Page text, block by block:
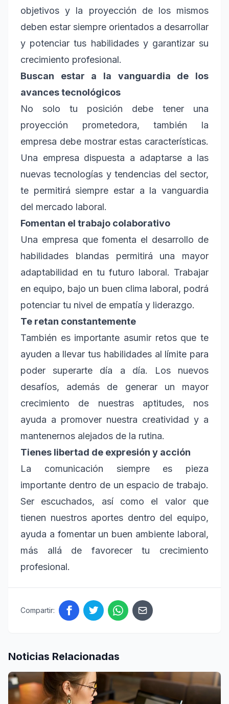
objetivos y la proyección de los mismos
deben estar siempre orientados a desarrollar
y potenciar tus habilidades y garantizar su
crecimiento profesional.
Buscan estar a la vanguardia de los
avances tecnológicos
No solo tu posición debe tener una
proyección prometedora, también la
empresa debe mostrar estas características.
Una empresa dispuesta a adaptarse a las
nuevas tecnologías y tendencias del sector,
te permitirá siempre estar a la vanguardia
del mercado laboral.
Fomentan el trabajo colaborativo
Una empresa que fomenta el desarrollo de
habilidades blandas permitirá una mayor
adaptabilidad en tu futuro laboral. Trabajar
en equipo, bajo un buen clima laboral, podrá
potenciar tu nivel de empatía y liderazgo.
Te retan constantemente
También es importante asumir retos que te
ayuden a llevar tus habilidades al límite para
poder superarte día a día. Los nuevos
desafíos, además de generar un mayor
crecimiento de nuestras aptitudes, nos
ayuda a promover nuestra creatividad y a
mantenernos alejados de la rutina.
Tienes libertad de expresión y acción
La comunicación siempre es pieza
importante dentro de un espacio de trabajo.
Ser escuchados, así como el valor que
tienen nuestros aportes dentro del equipo,
ayuda a fomentar un buen ambiente laboral,
más allá de favorecer tu crecimiento
profesional.
Compartir:
Noticias Relacionadas